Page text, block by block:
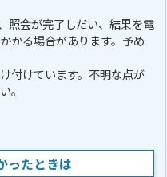
照会が完了しだい、結果を電
かる場合があります。予め
付けています。不明な点が
。
ったときは